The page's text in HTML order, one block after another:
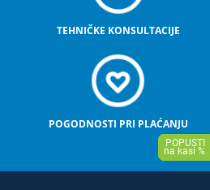
TEHNIČKE KONSULTACIJE
POGODNOSTI PRI PLAĆANJU